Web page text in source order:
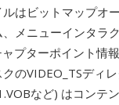
はビットマップオ
メニューインタラ
プターポイント情
のVIDEO_TSディレ
など) はコンテ